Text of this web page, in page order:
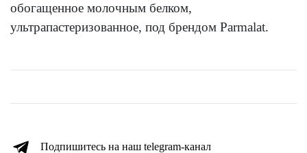
обогащенное молочным белком,
ультрапастеризованное, под брендом Parmalat.
Подпишитесь на наш telegram-канал